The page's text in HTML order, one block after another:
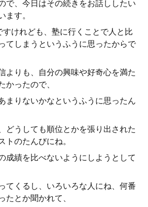
で、今日はその続きをお話ししたい
ます。
けれども、塾に行くことで人と比
てしまうというふうに思ったからで
よりも、自分の興味や好奇心を満た
かったので、
まりないかなというふうに思ったん
どうしても順位とかを張り出された
トのたんびにね。
成績を比べないようにしようとして
てくるし、いろいろな人にね、何番
たとか聞かれて、